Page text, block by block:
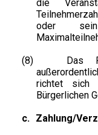
die
oder
(8)
Das
richtet sich
Bürgerlichen
c. Zahlung/